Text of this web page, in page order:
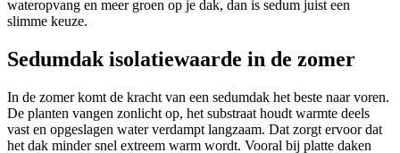
wateropvang en meer groen op je dak, dan is sedum juist een
slimme keuze.
Sedumdak isolatiewaarde in de zomer
In de zomer komt de kracht van een sedumdak het beste naar voren.
De planten vangen zonlicht op, het substraat houdt warmte deels
vast en opgeslagen water verdampt langzaam. Dat zorgt ervoor dat
het dak minder snel extreem warm wordt. Vooral bij platte daken